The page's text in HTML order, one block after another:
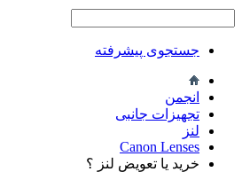
جستجوی پیشرفته
انجمن
تجهيزات جانبی
لنز
Canon Lenses
خريد يا تعويض لنز ؟